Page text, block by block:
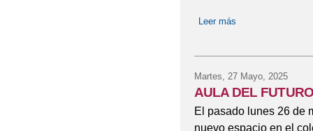
Leer más
Martes, 27 Mayo, 2025
AULA DEL
El pasado lunes 26 de
nuevo espacio en el